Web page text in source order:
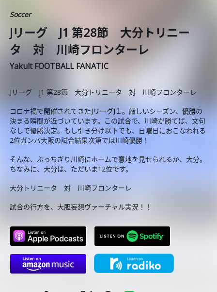
Soccer
Jリーグ J1 第28節 大分トリニー
タ 対 川崎フロンターレ
Yakult FOOTBALL FANATIC
Jリーグ J1 第28節 大分トリニータ 対 川崎フロンターレ
コロナ禍で開催されてきたJリーグJ１。厳しいシーズン、優勝の
決まる瞬間が近づいています。この試合で、川崎が勝てば、文句
なしで優勝決定。もし引き分け以下でも、日曜日におこなわれる
2位ガンバ大阪の試合結果次第では川崎優勝！
そんな、ぶっちぎり川崎にホームで意地を見せられるか、大分。
ちなみに、大分は、ただいま12位です。
大分トリニータ 対 川崎フロンターレ
試合の行方を、大胆妄想ヴァーチャル実況！！